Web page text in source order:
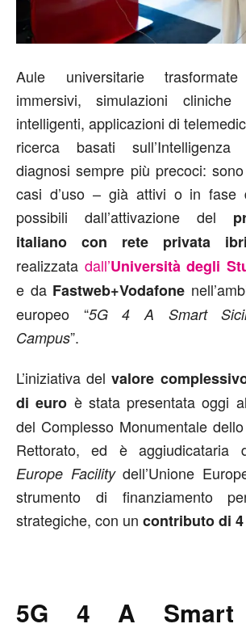
Aule universitarie
immersivi, simulazioni cliniche
intelligenti, applicazioni di
ricerca basati
diagnosi sempre più precoci:
casi d’uso – già attivi o in fase
possibili dall’attivazione del
italiano con rete privata
realizzata dall’Università degli
e daFastweb+Vodafone
europeo “5G 4 A Smart
Campus”.
L’iniziativa delvalore
di euro è stata presentata oggi
del Complesso Monumentale
Rettorato, ed è aggiudicataria
Europe Facilitydell’Unione
strumento di finanziamento
strategiche, con un contributo di
5G 4 A Smart